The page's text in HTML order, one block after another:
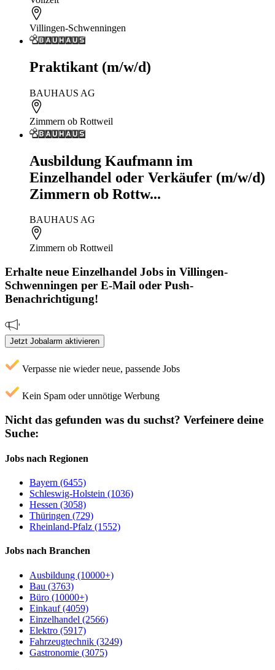
Villingen-Schwenningen
Praktikant (m/w/d)
BAUHAUS AG
Zimmern ob Rottweil
Ausbildung Kaufmann im
Einzelhandel oder Verkäufer (m/w/d)
Zimmern ob Rottw...
BAUHAUS AG
Zimmern ob Rottweil
Erhalte neue Einzelhandel Jobs in Villingen-
Schwenningen per E-Mail oder Push-
Benachrichtigung!
Jetzt Jobalarm aktivieren
Verpasse nie wieder neue, passende Jobs
Kein Spam oder unnötige Werbung
Nicht das gefunden was du suchst? Verfeinere deine
Suche:
Jobs nach Regionen
Bayern (6455)
Schleswig-Holstein (1036)
Hessen (3058)
Thüringen (729)
Rheinland-Pfalz (1552)
Jobs nach Branchen
Ausbildung (10000+)
Bau (3763)
Büro (10000+)
Einkauf (4059)
Einzelhandel (2566)
Elektro (5917)
Fahrzeugtechnik (3249)
Gastronomie (3075)